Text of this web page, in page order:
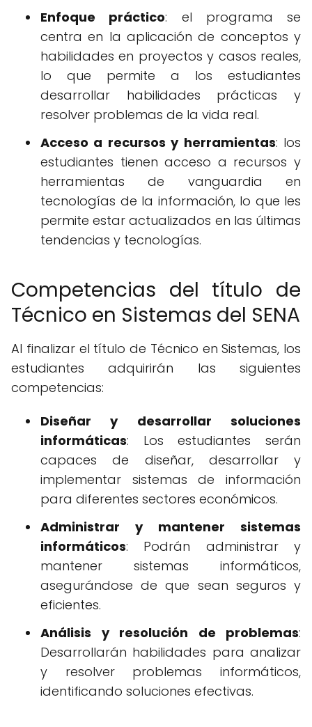
Enfoque práctico: el programa se
centra en la aplicación de conceptos y
habilidades en proyectos y casos reales,
lo que permite a los estudiantes
desarrollar habilidades prácticas y
resolver problemas de la vida real.
Acceso a recursos y herramientas: los
estudiantes tienen acceso a recursos y
herramientas de vanguardia en
tecnologías de la información, lo que les
permite estar actualizados en las últimas
tendencias y tecnologías.
Competencias del título de
Técnico en Sistemas del SENA
Al finalizar el título de Técnico en Sistemas, los
estudiantes adquirirán las siguientes
competencias:
Diseñar y desarrollar soluciones
informáticas: Los estudiantes serán
capaces de diseñar, desarrollar y
implementar sistemas de información
para diferentes sectores económicos.
Administrar y mantener sistemas
informáticos: Podrán administrar y
mantener sistemas informáticos,
asegurándose de que sean seguros y
eficientes.
Análisis y resolución de problemas:
Desarrollarán habilidades para analizar
y resolver problemas informáticos,
identificando soluciones efectivas.